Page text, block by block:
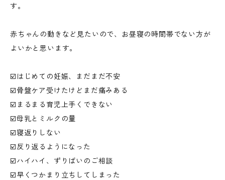
す。
赤ちゃんの動きなど見たいので、お昼寝の時間帯でない方が
よいかと思います。
☑️はじめての妊娠、まだまだ不安
☑️骨盤ケア受けたけどまだ痛みある
☑️まるまる育児上手くできない
☑️母乳とミルクの量
☑️寝返りしない
☑️反り返るようになった
☑️ハイハイ、ずりばいのご相談
☑️早くつかまり立ちしてしまった